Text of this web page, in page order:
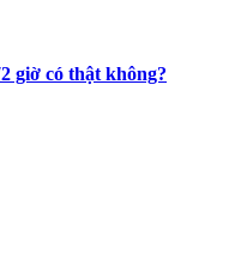
giờ có thật không?